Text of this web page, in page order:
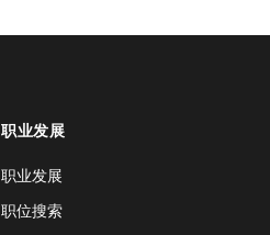
职业发展
职业发展
职位搜索